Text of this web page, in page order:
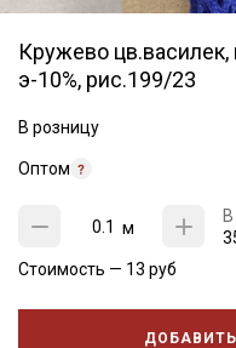
Кружево
э-10%, рис.199/23
В розницу
Оптом
м
Стоимость — 13 руб